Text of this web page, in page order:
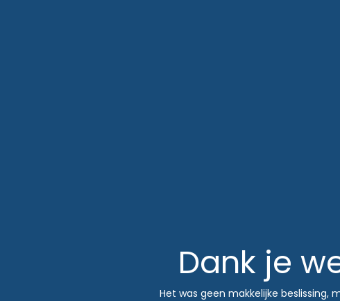
Dank je
Het was geen makkelijke